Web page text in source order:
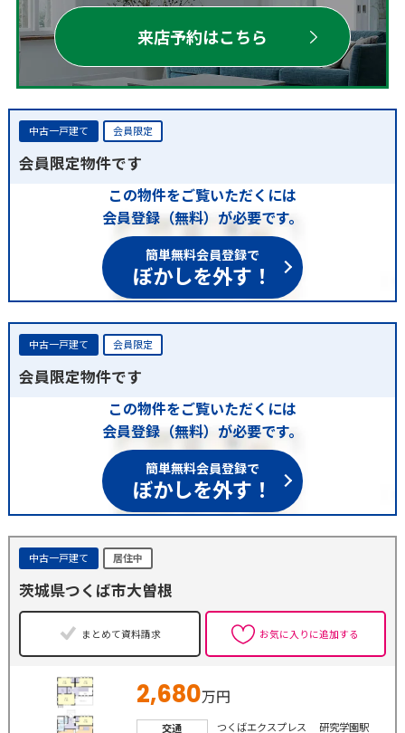
来店予約はこちら
中古一戸建て 会員限定
会員限定物件です
この物件をご覧いただくには
会員登録（無料）が必要です。
簡単無料会員登録で
ぼかしを外す！
中古一戸建て 会員限定
会員限定物件です
この物件をご覧いただくには
会員登録（無料）が必要です。
簡単無料会員登録で
ぼかしを外す！
中古一戸建て 居住中
茨城県つくば市大曽根
まとめて資料請求 お気に入りに追加する
2,680万円
交通 つくばエクスプレス 研究学園駅